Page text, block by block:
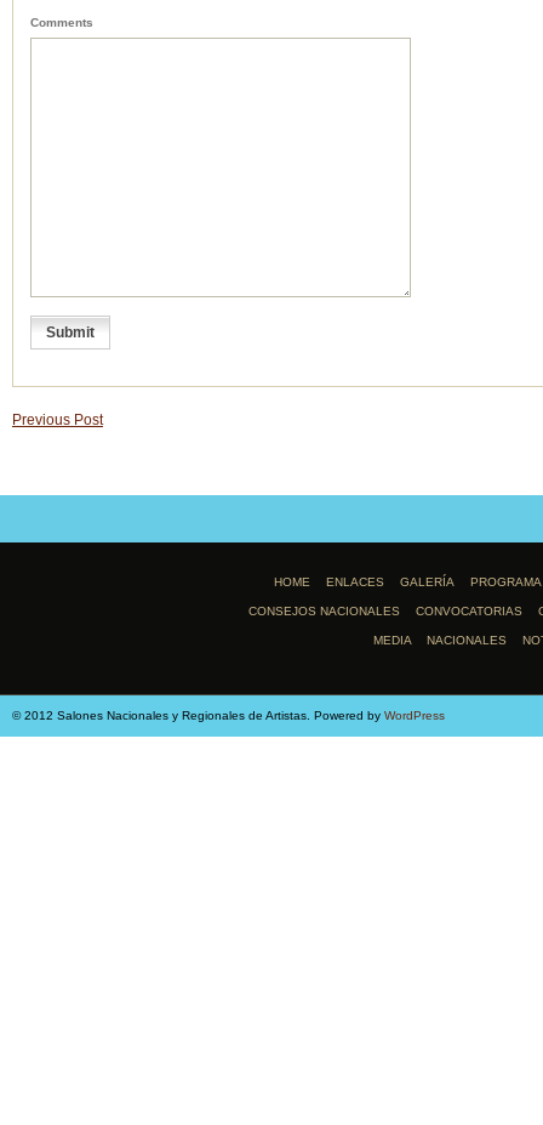
Comments
Previous Post
HOME ENLACES GALERÍA PROGRAMA
CONSEJOS NACIONALES CONVOCATORIAS
MEDIA NACIONALES
© 2012 Salones Nacionales y Regionales de Artistas. Powered by WordPress